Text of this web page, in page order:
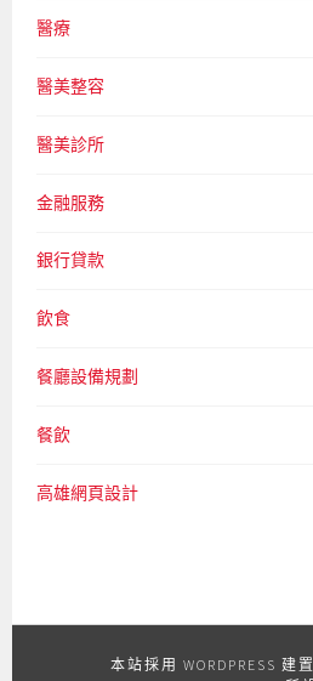
醫療
醫美整容
醫美診所
金融服務
銀行貸款
飲食
餐廳設備規劃
餐飲
高雄網頁設計
本站採用 WORDPRESS 建置